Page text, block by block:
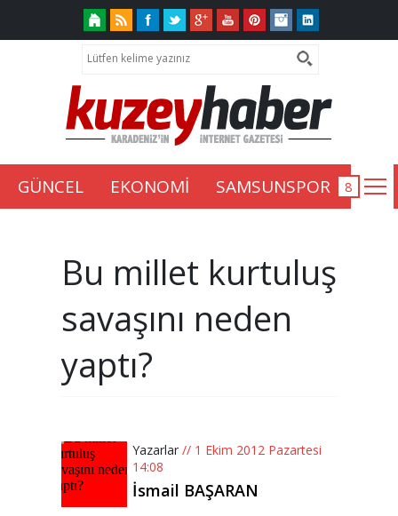
GÜNCEL EKONOMİ SAMSUNSPOR
Bu millet kurtuluş
savaşını neden
yaptı?
Yazarlar // 1 Ekim 2012 Pazartesi
14:08
İsmail BAŞARAN